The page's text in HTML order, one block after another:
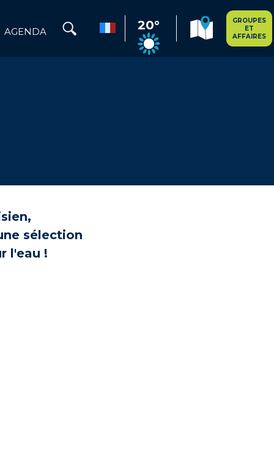
AGENDA 20°
GROUPES
ET
AFFAIRES
sélection
l'eau !